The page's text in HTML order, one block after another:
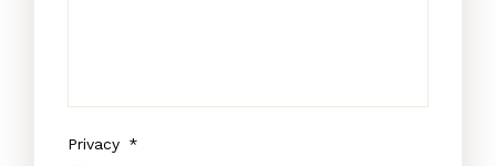
Privacy *